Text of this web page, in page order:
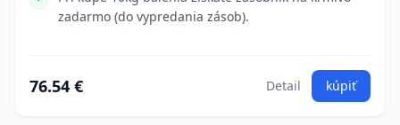
zadarmo (do vypredania zásob).
76.54 € Detail kúpiť